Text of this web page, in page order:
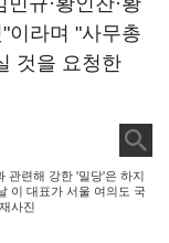
이라며 "사무총
것을 요청한
관련해 강한 '밀당'은 하지
이 대표가 서울 여의도 국
사진